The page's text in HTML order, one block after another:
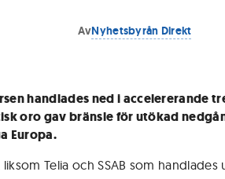
AvNyhetsbyrån Direkt
handlades ned i accelererande
oro gav bränsle för utökad
Europa.
Telia och SSAB som